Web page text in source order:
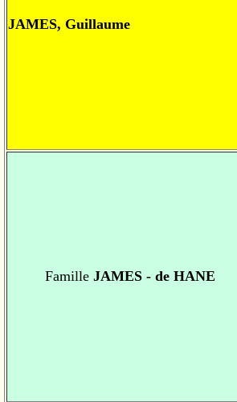
JAMES, Guillaume
FamilleJAMES - de HANE